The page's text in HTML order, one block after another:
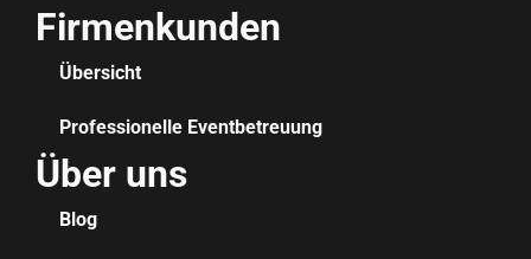
Firmenkunden
Übersicht
Professionelle Eventbetreuung
Über uns
Blog